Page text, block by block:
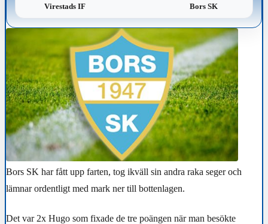
Virestads IF Bors SK
Bors SK har fått upp farten, tog ikväll sin andra raka seger och
lämnar ordentligt med mark ner till bottenlagen.
Det var 2x Hugo som fixade de tre poängen när man besökte